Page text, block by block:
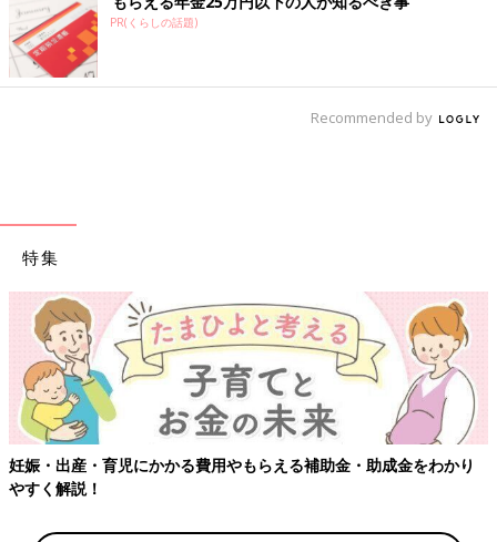
PR(くらしの話題)
Recommended by
特集
妊娠・出産・育児にかかる費用やもらえる補助金・助成金をわかり
やすく解説！